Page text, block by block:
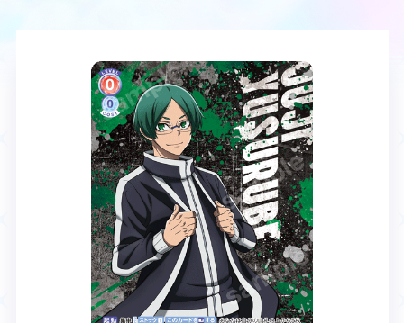
作品タイトル 商品情報
Event
イベント
Card List
カードリスト
Rule / Q&A
ルール/Q&A
Deck Recipe
デッキレシピ